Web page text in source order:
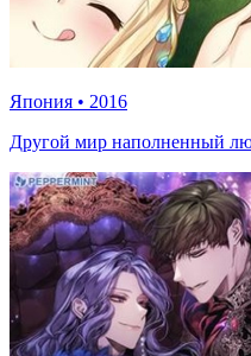
Япония • 2016
Другой мир наполненный